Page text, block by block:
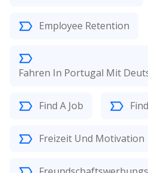
Employee Retention
Fahren In Portugal Mit
Find A Job
Freizeit Und Motivation